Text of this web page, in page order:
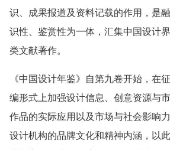
识、成果报道及资料记载的作用，是
识性、鉴赏性为一体，汇集中国设计
类文献著作。
《中国设计年鉴》自第九卷开始，在
编形式上加强设计信息、创意资源与
作品的实际应用以及市场与社会影响
设计机构的品牌文化和精神内涵，以